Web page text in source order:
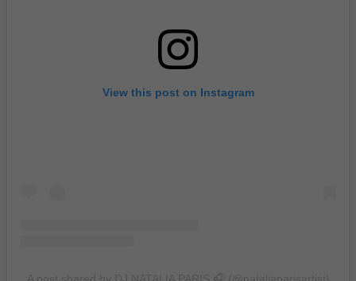
View this post on Instagram